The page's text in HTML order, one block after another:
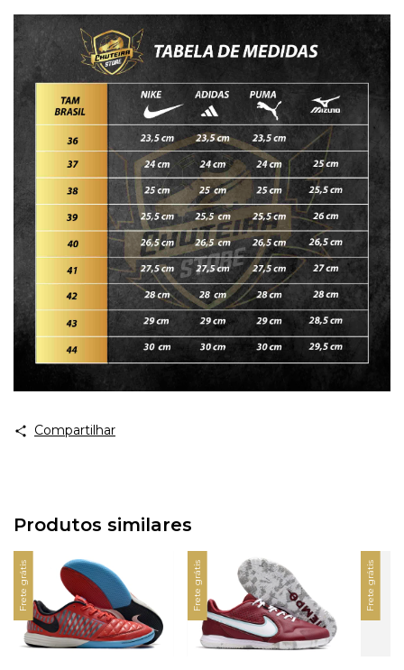
Compartilhar
Produtos similares
Frete grátis Frete grátis Frete grátis